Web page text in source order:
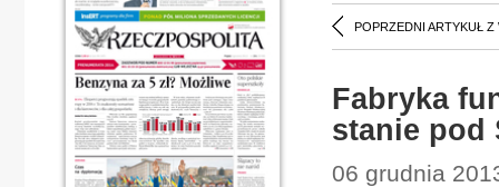
POPRZEDNI ARTYKUŁ Z
Fabryka
stanie pod
06 grudnia